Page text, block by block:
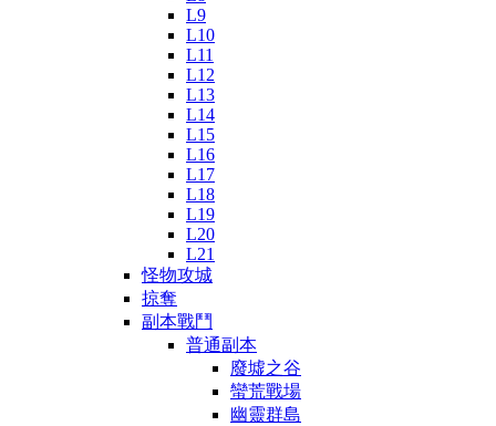
L9
L10
L11
L12
L13
L14
L15
L16
L17
L18
L19
L20
L21
怪物攻城
掠奪
副本戰鬥
普通副本
廢墟之谷
蠻荒戰場
幽靈群島